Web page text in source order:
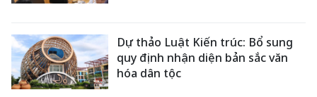
Dự thảo Luật Kiến trúc: Bổ sung
quy định nhận diện bản sắc văn
hóa dân tộc